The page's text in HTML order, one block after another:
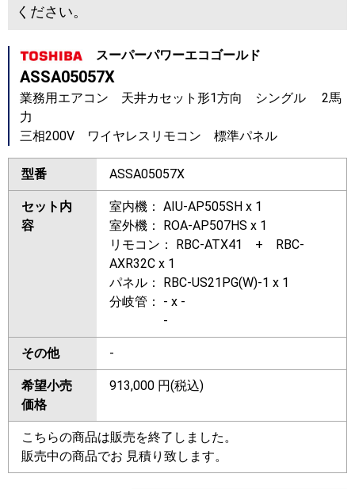
ください。
スーパーパワーエコゴールド
ASSA05057X
業務用エアコン 天井カセット形1方向 シングル 2馬
力
三相200V ワイヤレスリモコン 標準パネル
型番 ASSA05057X
セット内
容
室内機： AIU-AP505SH x 1
室外機： ROA-AP507HS x 1
リモコン： RBC-ATX41 + RBC-
AXR32C x 1
パネル： RBC-US21PG(W)-1 x 1
分岐管： - x -
-
その他 -
希望小売
価格
913,000 円(税込)
こちらの商品は販売を終了しました。
販売中の商品でお 見積り致します。